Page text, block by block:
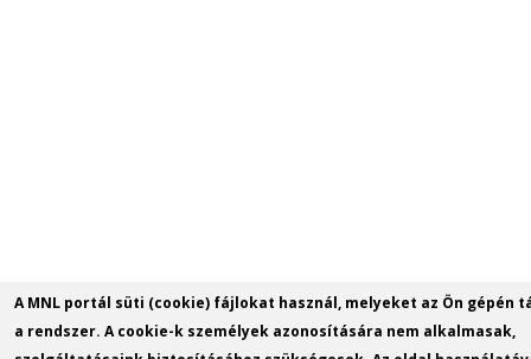
A MNL portál süti (cookie) fájlokat használ, melyeket az Ön gépén
a rendszer. A cookie-k személyek azonosítására nem alkalmasak,